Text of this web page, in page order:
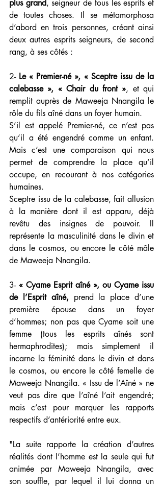
plus grand, seigneur de tous les esprits et
de toutes choses. Il se métamorphosa
d’abord en trois personnes, créant ainsi
deux autres esprits seigneurs, de second
rang, à ses côtés :
2- Le « Premier-né », « Sceptre issu de la
calebasse », « Chair du front », et qui
remplit auprès de Maweeja Nnangila le
rôle du fils aîné dans un foyer humain.
S’il est appelé Premier-né, ce n’est pas
qu’il a été engendré comme un enfant.
Mais c’est une comparaison qui nous
permet de comprendre la place qu’il
occupe, en recourant à nos catégories
humaines.
Sceptre issu de la calebasse, fait allusion
à la manière dont il est apparu, déjà
revêtu des insignes de pouvoir. Il
représente la masculinité dans le divin et
dans le cosmos, ou encore le côté mâle
de Maweeja Nnangila.
3- « Cyame Esprit aîné », ou Cyame issu
de l’Esprit aîné, prend la place d’une
première épouse dans un foyer
d’hommes; non pas que Cyame soit une
femme (tous les esprits aînés sont
hermaphrodites); mais simplement il
incarne la féminité dans le divin et dans
le cosmos, ou encore le côté femelle de
Maweeja Nnangila. « Issu de l’Aîné » ne
veut pas dire que l’aîné l’ait engendré;
mais c’est pour marquer les rapports
respectifs d’antériorité entre eux.
"La suite rapporte la création d’autres
réalités dont l’homme est la seule qui fut
animée par Maweeja Nnangila, avec
son souffle, par lequel il lui donna un